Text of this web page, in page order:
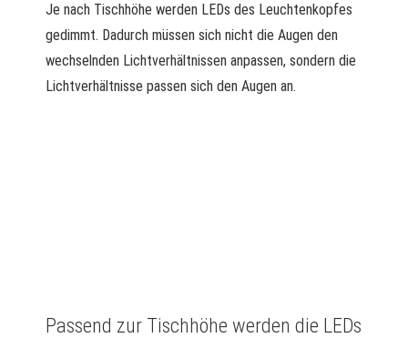
Je nach Tischhöhe werden LEDs des Leuchtenkopfes
gedimmt. Dadurch müssen sich nicht die Augen den
wechselnden Lichtverhältnissen anpassen, sondern die
Lichtverhältnisse passen sich den Augen an.
Passend zur Tischhöhe werden die LEDs